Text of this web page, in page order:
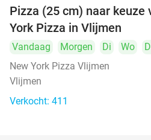
Pizza (25 cm) naar keuze
York Pizza in Vlijmen
Vandaag Morgen Di Wo
New York Pizza Vlijmen
Vlijmen
Verkocht: 411